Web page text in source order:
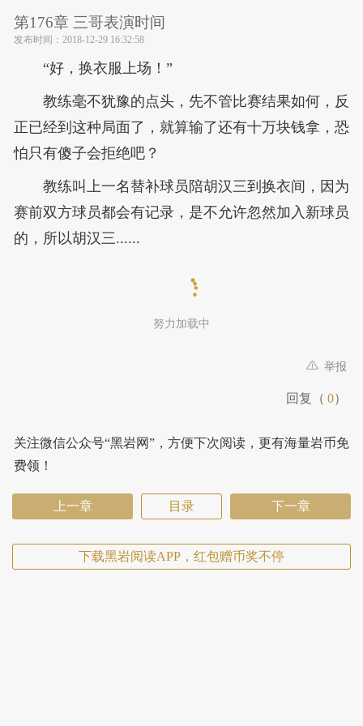
第176章 三哥表演时间
发布时间： 2018-12-29 16:32:58
“好，换衣服上场！”
教练毫不犹豫的点头，先不管比赛结果如何，反
正已经到这种局面了，就算输了还有十万块钱拿，恐
怕只有傻子会拒绝吧？
教练叫上一名替补球员陪胡汉三到换衣间，因为
赛前双方球员都会有记录，是不允许忽然加入新球员
的，所以胡汉三......
努力加载中
举报
回复（ 0）
关注微信公众号“黑岩网”，方便下次阅读，更有海量岩币免
费领！
上一章 目录 下一章
下载黑岩阅读APP，红包赠币奖不停